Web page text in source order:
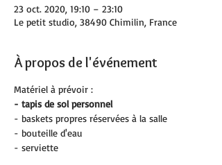
23 oct. 2020, 19:10 – 23:10
Le petit studio, 38490 Chimilin, France
À propos de l'événement
Matériel à prévoir :
- tapis de sol personnel
- baskets propres réservées à la salle
- bouteille d'eau
- serviette